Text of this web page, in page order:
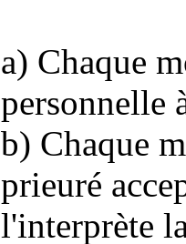
a) Chaque
personnelle
b) Chaque
prieuré
l'interprète